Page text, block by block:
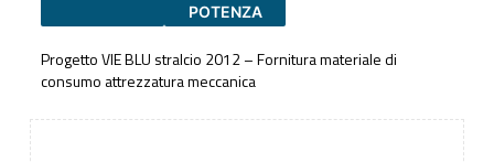
POTENZA
Progetto VIE BLU stralcio 2012 – Fornitura materiale di
consumo attrezzatura meccanica